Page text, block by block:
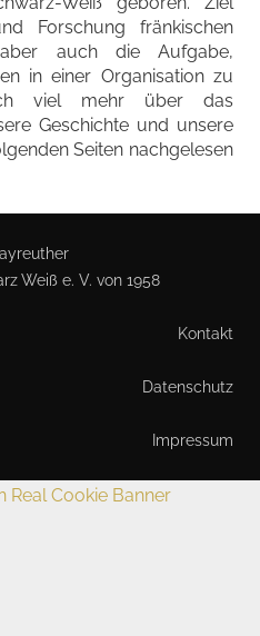
Forschung fränkischen
aber auch die Aufgabe,
in einer Organisation zu
viel mehr über das
Geschichte und unsere
Seiten nachgelesen
Weiß e. V. von 1958
Kontakt
Datenschutz
Impressum
Real Cookie Banner